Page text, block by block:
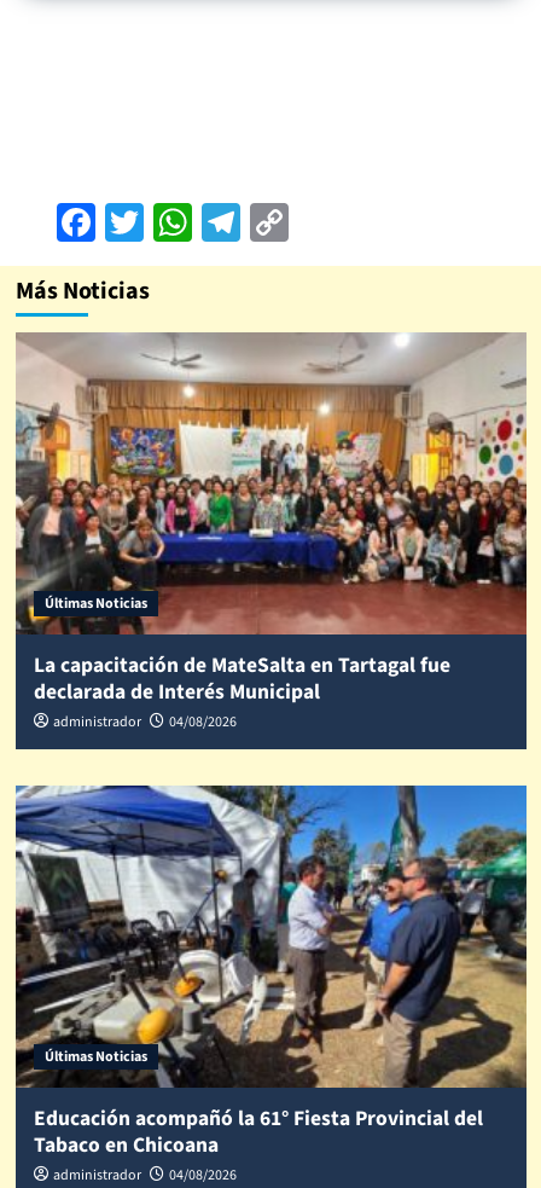
Facebook
Twitter
WhatsApp
Telegram
Copy
Link
Más Noticias
Últimas Noticias
La capacitación de MateSalta en Tartagal fue
declarada de Interés Municipal
administrador 04/08/2026
Últimas Noticias
Educación acompañó la 61° Fiesta Provincial del
Tabaco en Chicoana
administrador 04/08/2026